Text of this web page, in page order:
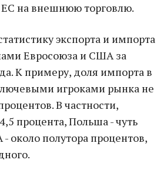
на внешнюю торговлю.
экспорта и импорта
Евросоюза и США за
К примеру, доля импорта в
игроками рынка не
В частности,
процента, Польша - чуть
около полутора процентов,